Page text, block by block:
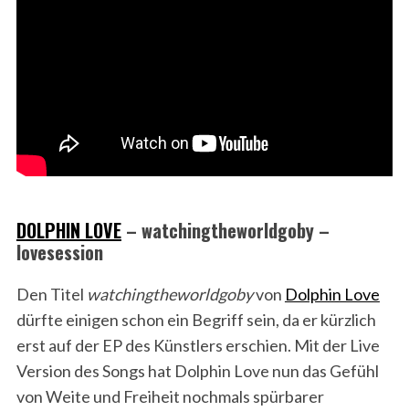
DOLPHIN LOVE– watchingtheworldgoby –
lovesession
Den Titel watchingtheworldgobyvon Dolphin Love
dürfte einigen schon ein Begriff sein, da er kürzlich
erst auf der EP des Künstlers erschien. Mit der Live
Version des Songs hat Dolphin Love nun das Gefühl
von Weite und Freiheit nochmals spürbarer